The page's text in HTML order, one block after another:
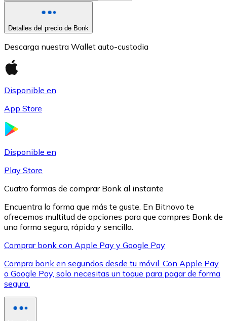
XRP
XRP
Detalles del precio de Bonk
Descarga nuestra Wallet auto-custodia
Disponible en
App Store
Disponible en
Play Store
Cuatro formas de comprar Bonk al instante
Encuentra la forma que más te guste. En Bitnovo te
ofrecemos multitud de opciones para que compres Bonk de
una forma segura, rápida y sencilla.
Comprar bonk con Apple Pay y Google Pay
Compra bonk en segundos desde tu móvil. Con Apple Pay
o Google Pay, solo necesitas un toque para pagar de forma
segura.